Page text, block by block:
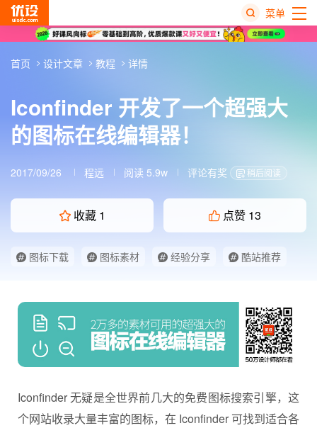
菜单
Iconfinder 开发了一个超强大
的图标在线编辑器！
2017/09/26 程远 阅读 5.9w 评论有奖 稍后阅读
收藏 1 点赞 13
图标下载 图标素材 经验分享 酷站推荐
首页 设计文章 教程 详情
Iconfinder 无疑是全世界前几大的免费图标搜索引擎，这
个网站收录大量丰富的图标，在 Iconfinder 可找到适合各